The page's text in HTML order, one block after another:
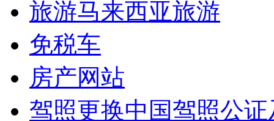
旅游马来西亚旅游
免税车
房产网站
驾照更换中国驾照公